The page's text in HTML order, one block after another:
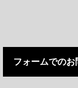
フォームでのお